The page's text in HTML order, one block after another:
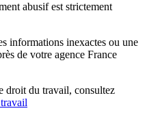
abusif est strictement
informations inexactes ou une
de votre agence France
droit du travail, consultez